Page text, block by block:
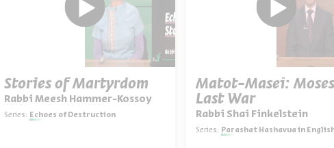
Stories of Martyrdom
Rabbi Meesh Hammer-Kossoy
Series: Echoes of Destruction
Matot-Masei:
Last War
Rabbi Shai Finkelstein
Series: Parashat Hashavua in